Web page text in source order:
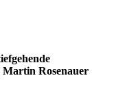
Martin Rosenauer